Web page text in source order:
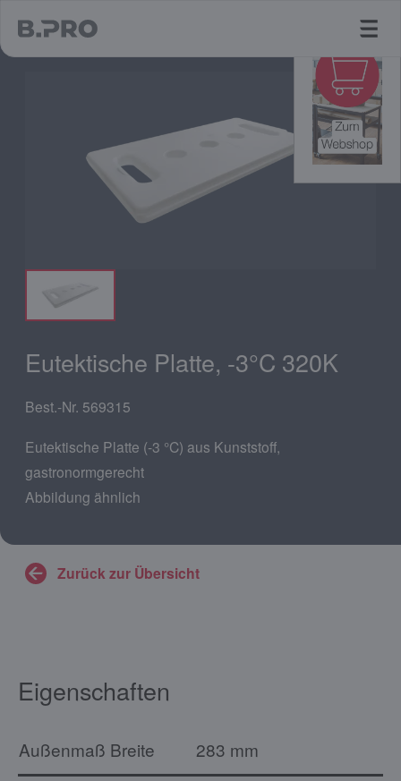
Eutektische Platte, -3°C 320K
Best.-Nr. 569315
Eutektische Platte (-3 °C) aus Kunststoff,
gastronormgerecht
Abbildung ähnlich
Zurück zur Übersicht
Eigenschaften
Außenmaß Breite 283 mm